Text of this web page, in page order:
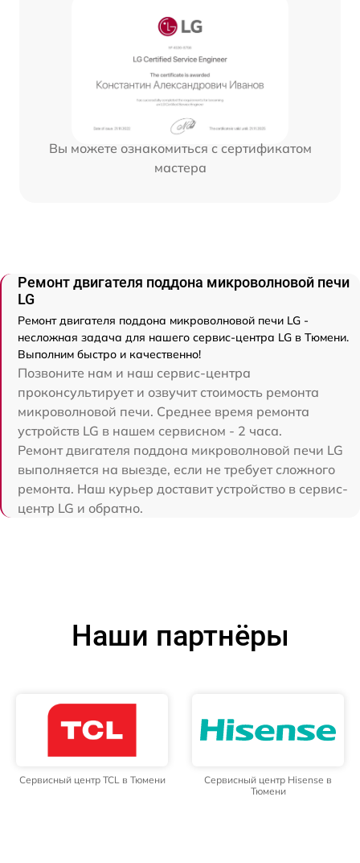
Вы можете ознакомиться с сертификатом
мастера
Ремонт двигателя поддона микроволновой печи
LG
Ремонт двигателя поддона микроволновой печи LG -
несложная задача для нашего сервис-центра LG в Тюмени.
Выполним быстро и качественно!
Позвоните нам и наш сервис-центра
проконсультирует и озвучит стоимость ремонта
микроволновой печи. Среднее время ремонта
устройств LG в нашем сервисном - 2 часа.
Ремонт двигателя поддона микроволновой печи LG
выполняется на выезде, если не требует сложного
ремонта. Наш курьер доставит устройство в сервис-
центр LG и обратно.
Наши партнёры
Сервисный центр TCL в Тюмени
Сервисный центр Hisense в
Тюмени